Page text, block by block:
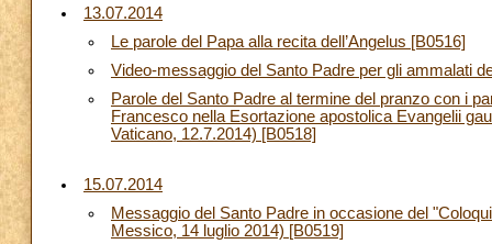
13.07.2014
Le parole del Papa alla recita dell’Angelus [B0516]
Video-messaggio del Santo Padre per gli ammalati
Parole del Santo Padre al termine del pranzo con i
Francesco nella Esortazione apostolica Evangelii
Vaticano, 12.7.2014) [B0518]
15.07.2014
Messaggio del Santo Padre in occasione del
Messico, 14 luglio 2014) [B0519]